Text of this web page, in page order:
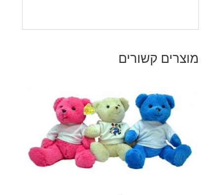
מוצרים קשורים